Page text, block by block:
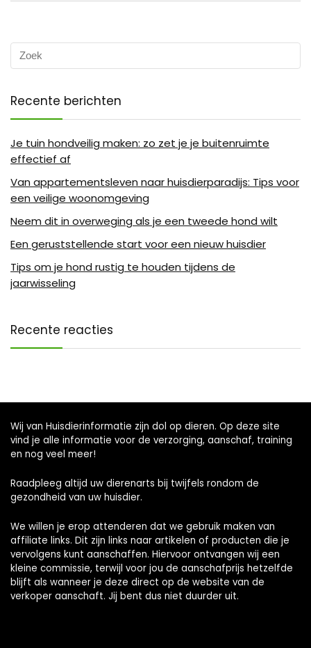
Recente berichten
Je tuin hondveilig maken: zo zet je je buitenruimte
effectief af
Van appartementsleven naar huisdierparadijs: Tips voor
een veilige woonomgeving
Neem dit in overweging als je een tweede hond wilt
Een geruststellende start voor een nieuw huisdier
Tips om je hond rustig te houden tijdens de
jaarwisseling
Recente reacties
Wij van Huisdierinformatie zijn dol op dieren. Op deze site
vind je alle informatie voor de verzorging, aanschaf, training
en nog veel meer!
Raadpleeg altijd uw dierenarts bij twijfels rondom de
gezondheid van uw huisdier.
We willen je erop attenderen dat we gebruik maken van
affiliate links. Dit zijn links naar artikelen of producten die je
vervolgens kunt aanschaffen. Hiervoor ontvangen wij een
kleine commissie, terwijl voor jou de aanschafprijs hetzelfde
blijft als wanneer je deze direct op de website van de
verkoper aanschaft. Jij bent dus niet duurder uit.